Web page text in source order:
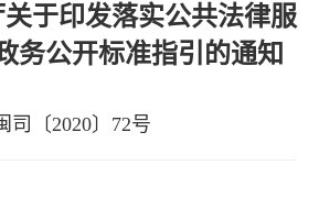
于印发落实公共法律服
务公开标准指引的通知
司〔2020〕72号